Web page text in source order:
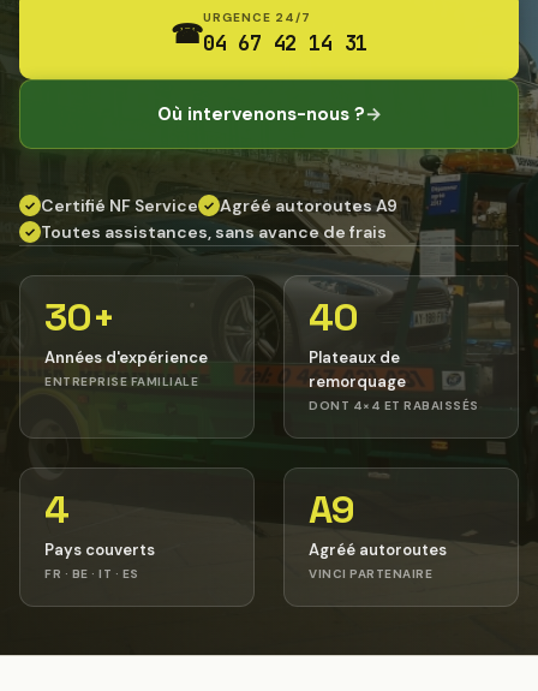
☎URGENCE 24/7
04 67 42 14 31
Où intervenons-nous ?→
✓ Certifié NF Service ✓ Agréé autoroutes A9
✓ Toutes assistances, sans avance de frais
30+
Années d'expérience
ENTREPRISE FAMILIALE
40
Plateaux de
remorquage
DONT 4×4 ET RABAISSÉS
4
Pays couverts
FR · BE · IT · ES
A9
Agréé autoroutes
VINCI PARTENAIRE